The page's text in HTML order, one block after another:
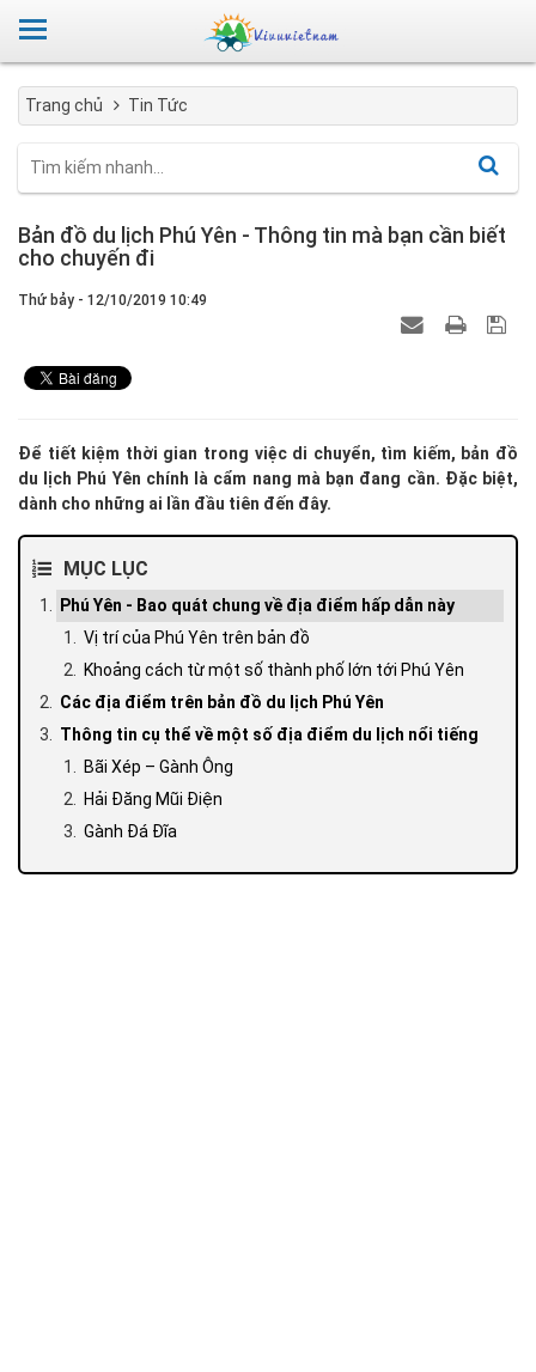
Trang chủ Tin Tức
Bản đồ du lịch Phú Yên - Thông tin mà bạn cần biết
cho chuyến đi
Thứ bảy - 12/10/2019 10:49
Để tiết kiệm thời gian trong việc di chuyển, tìm kiếm, bản đồ
du lịch Phú Yên chính là cẩm nang mà bạn đang cần. Đặc biệt,
dành cho những ai lần đầu tiên đến đây.
MỤC LỤC
Phú Yên - Bao quát chung về địa điểm hấp dẫn này
Vị trí của Phú Yên trên bản đồ
Khoảng cách từ một số thành phố lớn tới Phú Yên
Các địa điểm trên bản đồ du lịch Phú Yên
Thông tin cụ thể về một số địa điểm du lịch nổi tiếng
Bãi Xép – Gành Ông
Hải Đăng Mũi Điện
Gành Đá Đĩa